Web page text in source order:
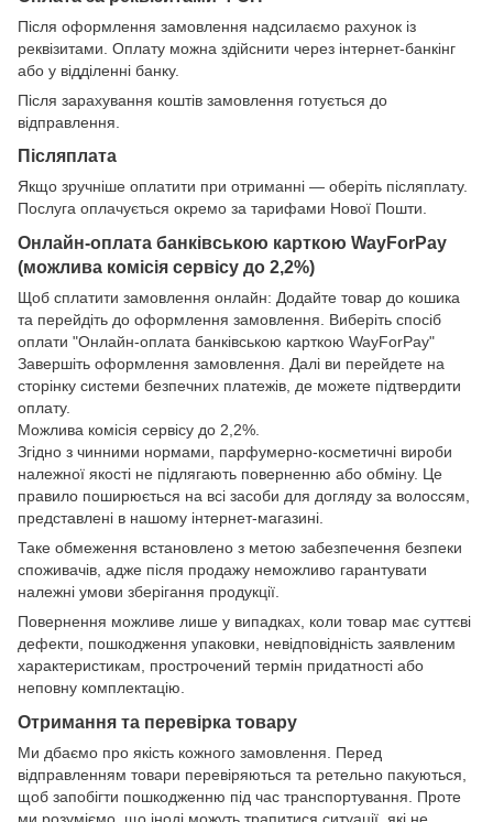
Після оформлення замовлення надсилаємо рахунок із
реквізитами. Оплату можна здійснити через інтернет-банкінг
або у відділенні банку.
Після зарахування коштів замовлення готується до
відправлення.
Післяплата
Якщо зручніше оплатити при отриманні — оберіть післяплату.
Послуга оплачується окремо за тарифами Нової Пошти.
Онлайн-оплата банківською карткою WayForPay
(можлива комісія сервісу до 2,2%)
Щоб сплатити замовлення онлайн: Додайте товар до кошика
та перейдіть до оформлення замовлення. Виберіть спосіб
оплати "Онлайн-оплата банківською карткою WayForPay"
Завершіть оформлення замовлення. Далі ви перейдете на
сторінку системи безпечних платежів, де можете підтвердити
оплату.
Можлива комісія сервісу до 2,2%.
Згідно з чинними нормами, парфумерно-косметичні вироби
належної якості не підлягають поверненню або обміну. Це
правило поширюється на всі засоби для догляду за волоссям,
представлені в нашому інтернет-магазині.
Таке обмеження встановлено з метою забезпечення безпеки
споживачів, адже після продажу неможливо гарантувати
належні умови зберігання продукції.
Повернення можливе лише у випадках, коли товар має суттєві
дефекти, пошкодження упаковки, невідповідність заявленим
характеристикам, прострочений термін придатності або
неповну комплектацію.
Отримання та перевірка товару
Ми дбаємо про якість кожного замовлення. Перед
відправленням товари перевіряються та ретельно пакуються,
щоб запобігти пошкодженню під час транспортування. Проте